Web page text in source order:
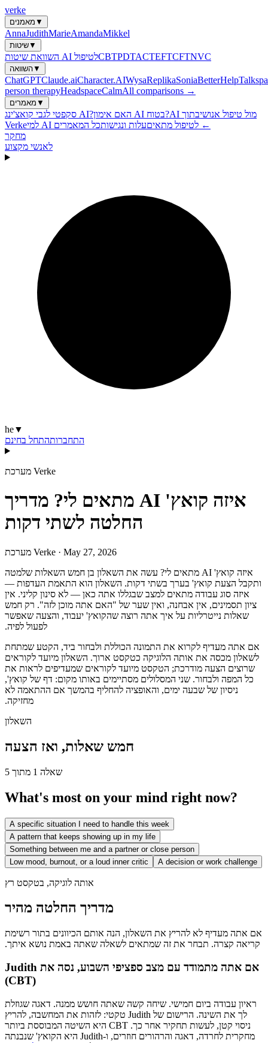
verke
מאמנים ▼
AnnaJudithMarieAmandaMikkel
שיטות▼
השוואת שיטות AI לטיפולCBTPDTACTEFTCFTNVC
השוואה▼
ChatGPTClaude.aiCharacter.AIWysaReplikaSoniaBetterHelp
person therapyHeadspaceCalmAll comparisons →
מאמרים ▼
סקפטי לגבי קואצ'ינג AI? האם אימון AI בטוח? AI מול טיפול אנושיבתוך
Verke
למי AI לטיפול מתאיםעלות ונגישות
כל המאמרים ←
מחקר
לאנשי מקצוע
he▼
התחברותהתחל בחינם
מערכת Verke
‫איזה קואץ' AI מתאים לי? מדריך
החלטה לשתי דקות
מערכת Verke · May 27, 2026
‫איזה קואץ' AI מתאים לי? עשה את השאלון בן חמש השאלות שלמטה
ותקבל הצעת קואץ' בערך בשתי דקות. השאלון הוא התאמת העדפות —
איזה סוג עבודה מתאים למצב שבגללו אתה כאן — לא סינון קליני. אין
ציון תסמינים, אין אבחנה, ואין שער של "האם אתה מוכן לזה". רק חמש
שאלות נייטרליות על איך אתה רוצה שהקואץ' יעבוד, והצעה שאפשר
לפעול לפיה.
‫אם אתה מעדיף לקרוא את התמונה הכוללת ולבחור ביד, הקטע שמתחת
לשאלון מכסה את אותה הלוגיקה כטקסט ארוך. השאלון מיועד לקוראים
שרוצים הצעה מודרכת; הטקסט מיועד לקוראים שמעדיפים לראות את
כל המפה ולבחור. שני המסלולים מסתיימים באותו מקום: דף של קואץ',
ניסיון של שבעה ימים, והאופציה להחליף בהמשך אם ההתאמה לא
מחזיקה.
‫השאלון
‫חמש שאלות, ואז הצעה
‫שאלה 1 מתוך 5
What's most on your mind right now?
A specific situation I need to handle this week
A pattern that keeps showing up in my life
Something between me and a partner or close person
Low mood, burnout, or a loud inner critic
A decision or work challenge
‫אותה לוגיקה, בטקסט רץ
‫מדריך החלטה מהיר
‫אם אתה מעדיף לא להריץ את השאלון, הנה אותם הכיוונים בתור רשימת
קריאה קצרה. תבחר את זה שמתאים לשאלה שאתה באמת נושא איתך.
‫אם אתה מתמודד עם מצב ספציפי השבוע, נסה את Judith
(CBT)
‫ראיון עבודה ביום חמישי. שיחה קשה שאתה חושש ממנה. דאגה שגוזלת
לך את השינה. הרישום של Judith טקטי: לזהות את המחשבה, להריץ
ניסוי קטן, לעשות תחקיר אחר כך. CBT היא השיטה המבוססת ביותר
מחקרית לחרדה, דאגה והרהורים חוזרים, ו-Judith היא הקואץ' שנבנתה